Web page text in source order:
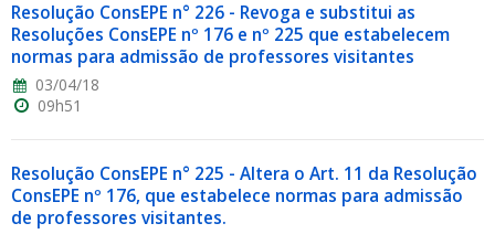
Resolução ConsEPE n° 226 - Revoga e substitui as
Resoluções ConsEPE nº 176 e nº 225 que estabelecem
normas para admissão de professores visitantes
03/04/18
09h51
Resolução ConsEPE n° 225 - Altera o Art. 11 da Resolução
ConsEPE nº 176, que estabelece normas para admissão
de professores visitantes.